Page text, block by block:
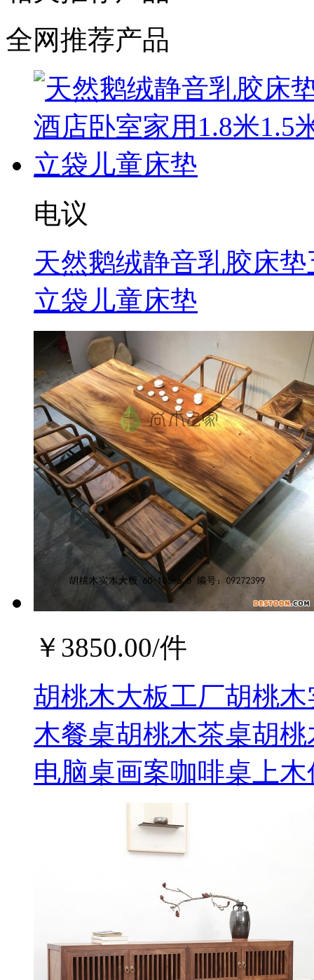
全网推荐产品
电议
天然鹅绒静音乳胶床
立袋儿童床垫
￥ 3850.00/件
胡桃木大板工厂胡桃
木餐桌胡桃木茶桌胡
电脑桌画案咖啡桌上木